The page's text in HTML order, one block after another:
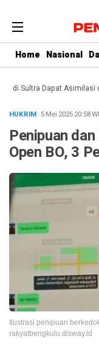
Home Nasional
Dapat Asimilasi dari
HUKRIM· 5 Mei 202520:58
Penipuan
Open BO, 3
Ilustrasi penipuan
rakyatbengkulu.disway.id